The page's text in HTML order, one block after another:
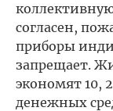
согласен,
приборы
запрещает.
экономят 10,
денежных